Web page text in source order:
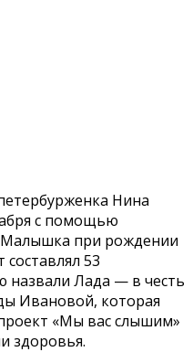
Нина
с помощью
Малышка при рождении
53
назвали Лада — в честь
Ивановой, которая
«Мы вас слышим»
здоровья.